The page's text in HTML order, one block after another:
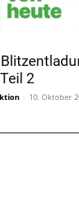
2
- 10. Oktober